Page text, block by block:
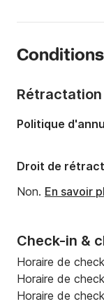
Capacité à bord:
Conditions
Check-in &
Horaire de
Horaire de
Horaire de
Politique
Droit de
Non. En savoir